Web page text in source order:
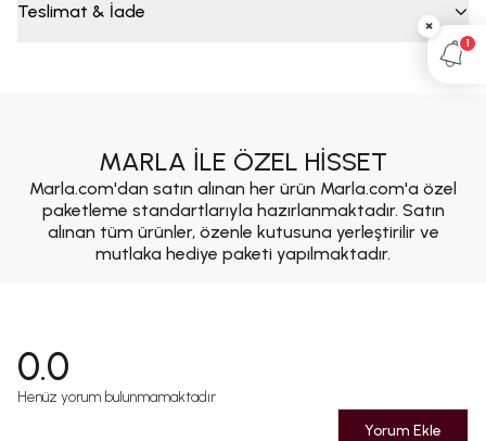
Teslimat & İade
MARLA İLE ÖZEL HİSSET
Marla.com'dan satın alınan her ürün Marla.com'a özel
paketleme standartlarıyla hazırlanmaktadır. Satın
alınan tüm ürünler, özenle kutusuna yerleştirilir ve
mutlaka hediye paketi yapılmaktadır.
0.0
Henüz yorum bulunmamaktadır
Yorum Ekle
×
1